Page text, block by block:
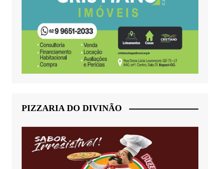
PIZZARIA DO DIVINÃO